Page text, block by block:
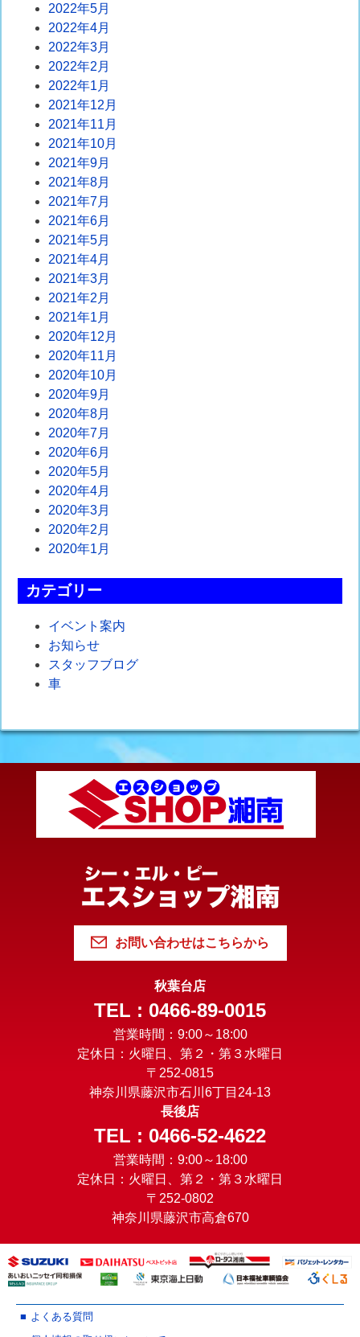
2022年5月
2022年4月
2022年3月
2022年2月
2022年1月
2021年12月
2021年11月
2021年10月
2021年9月
2021年8月
2021年7月
2021年6月
2021年5月
2021年4月
2021年3月
2021年2月
2021年1月
2020年12月
2020年11月
2020年10月
2020年9月
2020年8月
2020年7月
2020年6月
2020年5月
2020年4月
2020年3月
2020年2月
2020年1月
カテゴリー
イベント案内
お知らせ
スタッフブログ
車
お問い合わせはこちらから
秋葉台店
TEL : 0466-89-0015
営業時間：9:00～18:00
定休日：火曜日、第２・第３水曜日
〒252-0815
神奈川県藤沢市石川6丁目24-13
長後店
TEL : 0466-52-4622
営業時間：9:00～18:00
定休日：火曜日、第２・第３水曜日
〒252-0802
神奈川県藤沢市高倉670
よくある質問